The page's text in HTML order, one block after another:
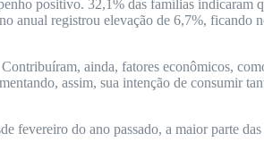
positivo. 32,1% das famílias indicaram
anual registrou elevação de 6,7%, ficando
ainda, fatores econômicos,
assim, sua intenção de consumir
fevereiro do ano passado, a maior parte